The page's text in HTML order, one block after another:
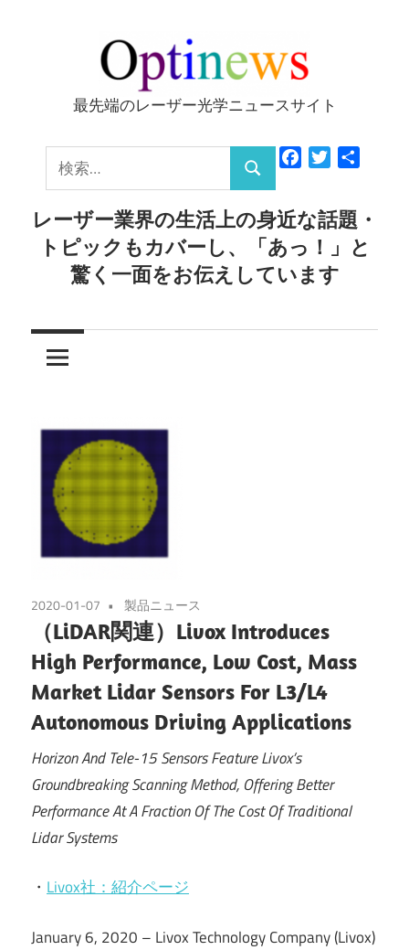
ッ
Optinews
最先端のレーザー光学ニュースサイト
索:
検
索
FacebookTwitter
レーザー業界の生活上の身近な話題・
トピックもカバーし、「あっ！」と
驚く一面をお伝えしています
2020-01-07 製品ニュース
（LiDAR関連）Livox Introduces
High Performance, Low Cost, Mass
Market Lidar Sensors For L3/L4
Autonomous Driving Applications
Horizon And Tele-15 Sensors Feature Livox’s
Groundbreaking Scanning Method, Offering Better
Performance At A Fraction Of The Cost Of Traditional
Lidar Systems
・ Livox社：紹介ページ
January 6, 2020 – Livox Technology Company (Livox)